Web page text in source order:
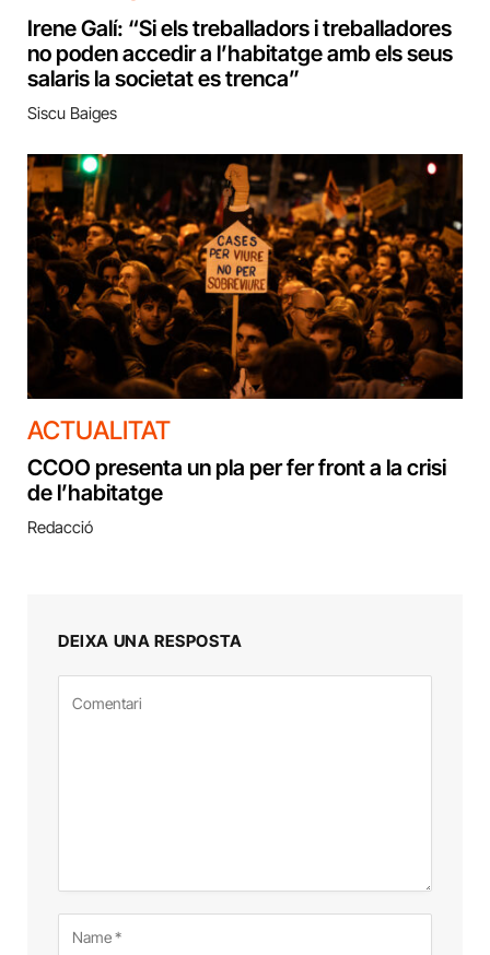
Irene Galí: “Si els treballadors i treballadores
no poden accedir a l’habitatge amb els seus
salaris la societat es trenca”
Siscu Baiges
ACTUALITAT
CCOO presenta un pla per fer front a la crisi
de l’habitatge
Redacció
DEIXA UNA RESPOSTA